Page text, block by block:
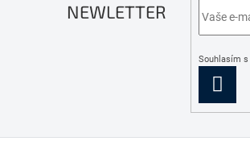
NEWLETTER
Souhlasím s
SE